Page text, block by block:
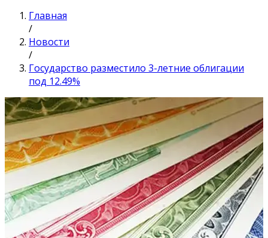
Главная
/
Новости
/
Государство разместило 3-летние облигации
под 12.49%